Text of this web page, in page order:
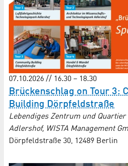
07.10.2026 // 16.30 – 18.30
Brückenschlag on Tour 3:
Building Dörpfeldstraße
Lebendiges Zentrum und
Adlershof, WISTA Management
Dörpfeldstraße 30, 12489 Berlin